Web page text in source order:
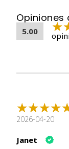
piridoxina,
vitamina
yodada, L-
tocoferoles
Opiniones
5.00
2026-04-20
Janet